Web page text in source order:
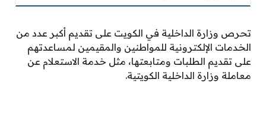
تحرص وزارة الداخلية في الكويت على تقديم أكبر عدد من
الخدمات الإلكترونية للمواطنين والمقيمين لمساعدتهم
على تقديم الطلبات ومتابعتها، مثل خدمة الاستعلام عن
معاملة وزارة الداخلية الكويتية.